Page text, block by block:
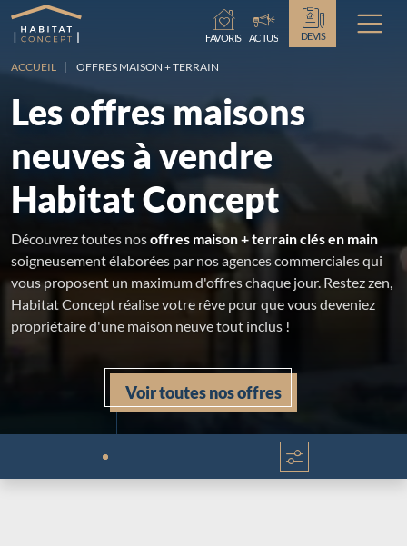
Chargement...
FAVORIS ACTUS DEVIS
ACCUEIL OFFRES MAISON + TERRAIN
Les offres maisons
neuves à vendre
Habitat Concept
Découvrez toutes nosoffres maison + terrain clés en main
soigneusement élaborées par nos agences commerciales qui
vous proposent un maximum d'offres chaque jour. Restez zen,
Habitat Concept réalise votre rêve pour que vous deveniez
propriétaire d'une maison neuve tout inclus !
Voir toutes nos offres
Chargement...